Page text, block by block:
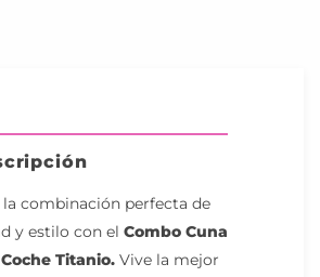
la combinación perfecta de
y estilo con el Combo Cuna
Titanio. Vive la mejor